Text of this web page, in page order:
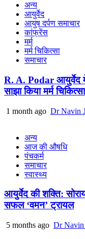
अन्य
आयुर्वेद
आयुष दर्पण समाचार
कांफ्रेंस
मर्म
मर्म चिकित्सा
समाचार
R. A. Podar आयुर्वेद
साझा किया मर्म
1 month ago Dr Navin
अन्य
आज की औषधि
पंचकर्म
समाचार
स्वास्थ्य
आयुर्वेद की शक्ति:
सफल ‘वमन’ ट्रायल
5 months ago Dr Navin